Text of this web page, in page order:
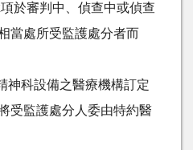
於審判中、偵查中或偵查
當處所受監護處分者而
神科設備之醫療機構訂定
受監護處分人委由特約醫